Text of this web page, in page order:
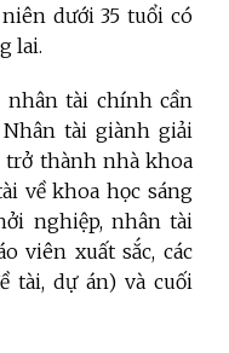
dưới 35 tuổi có
lai.
nhân tài chính cần
tài giành giải
trở thành nhà khoa
về khoa học sáng
nghiệp, nhân tài
viên xuất sắc, các
tài, dự án) và cuối